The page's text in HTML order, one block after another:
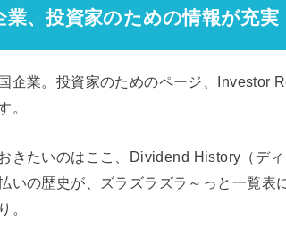
、投資家のための情報が充実
企業。投資家のためのページ、Investor
。
きたいのはここ、Dividend History（デ
いの歴史が、ズラズラズラ～っと一覧表
。